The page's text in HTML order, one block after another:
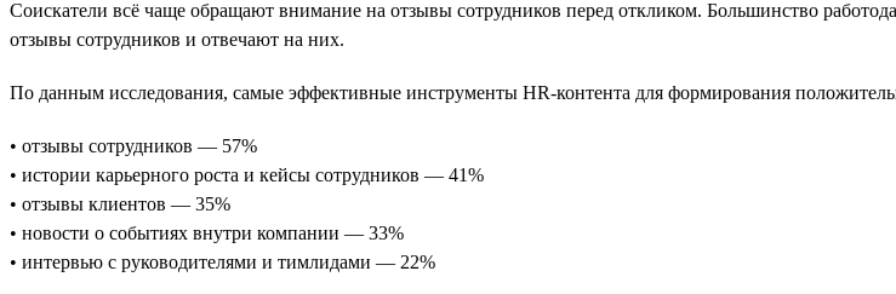
Соискатели всё чаще обращают внимание на отзывы сотрудников перед откликом. Большинство
отзывы сотрудников и отвечают на них.
По данным исследования, самые эффективные инструменты HR-контента для формирования
• отзывы сотрудников — 57%
• истории карьерного роста и кейсы сотрудников — 41%
• отзывы клиентов — 35%
• новости о событиях внутри компании — 33%
• интервью с руководителями и тимлидами — 22%